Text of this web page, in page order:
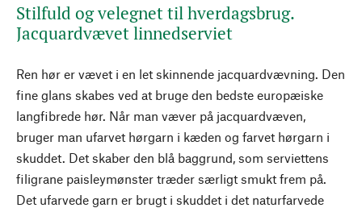
Stilfuld og velegnet til hverdagsbrug.
Jacquardvævet linnedserviet
Ren hør er vævet i en let skinnende jacquardvævning. Den
fine glans skabes ved at bruge den bedste europæiske
langfibrede hør. Når man væver på jacquardvæven,
bruger man ufarvet hørgarn i kæden og farvet hørgarn i
skuddet. Det skaber den blå baggrund, som serviettens
filigrane paisleymønster træder særligt smukt frem på.
Det ufarvede garn er brugt i skuddet i det naturfarvede